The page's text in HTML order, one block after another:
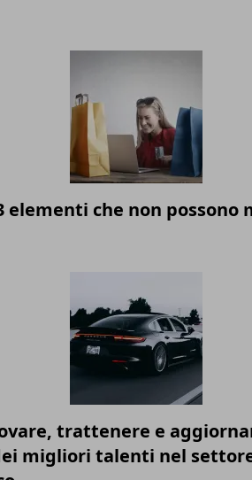
elementi che non possono
trattenere e
migliori talenti nel